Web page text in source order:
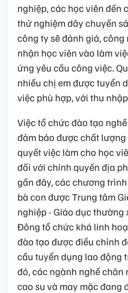
nghiệp, các học viên đến
thử nghiệm dây chuyền
công ty sẽ đánh giá,
nhận học viên vào làm
ứng yêu cầu công việc.
nhiều chị em được tuyển
việc phù hợp, với thu
Việc tổ chức đào tạo
đảm bảo được chất
quyết việc làm cho học
đối với chính quyền địa
gần đây, các chương
bà con được Trung tâm
nghiệp - Giáo dục thường
Đông tổ chức khá linh
đào tạo được điều chỉnh
cầu tuyển dụng lao động
đó, các ngành nghề chăn
cao su và may mặc đang